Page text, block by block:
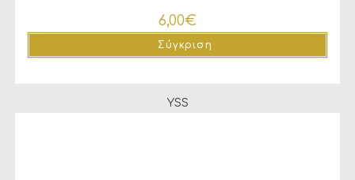
6,00€
Σύγκριση
YSS